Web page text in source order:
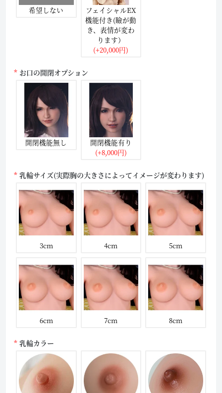
希望しない
フェイシャルEX
機能付き(瞼が動
き、表情が変わ
ります）
(+20,000円)
お口の開閉オプション
開閉機能無し
開閉機能有り
(+8,000円)
乳輪サイズ(実際胸の大きさによってイメージが変わります)
3cm 4cm 5cm
6cm 7cm 8cm
乳輪カラー